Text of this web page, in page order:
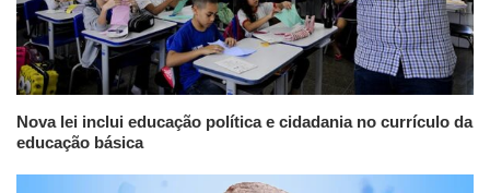
Nova lei inclui educação política e cidadania no currículo da
educação básica